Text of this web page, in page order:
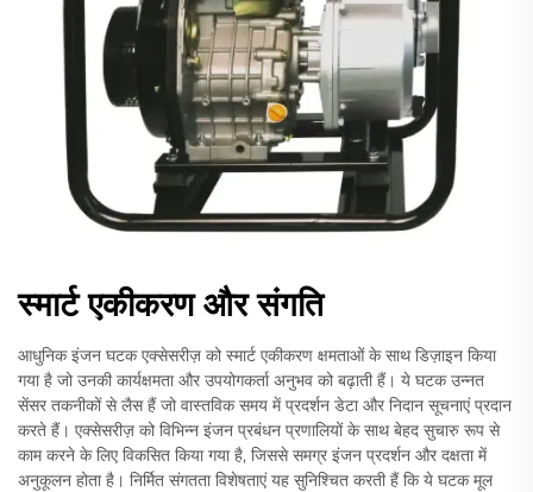
स्मार्ट एकीकरण और संगति
आधुनिक इंजन घटक एक्सेसरीज़ को स्मार्ट एकीकरण क्षमताओं के साथ डिज़ाइन किया
गया है जो उनकी कार्यक्षमता और उपयोगकर्ता अनुभव को बढ़ाती हैं। ये घटक उन्नत
सेंसर तकनीकों से लैस हैं जो वास्तविक समय में प्रदर्शन डेटा और निदान सूचनाएं प्रदान
करते हैं। एक्सेसरीज़ को विभिन्न इंजन प्रबंधन प्रणालियों के साथ बेहद सुचारु रूप से
काम करने के लिए विकसित किया गया है, जिससे समग्र इंजन प्रदर्शन और दक्षता में
अनुकूलन होता है। निर्मित संगतता विशेषताएं यह सुनिश्चित करती हैं कि ये घटक मूल